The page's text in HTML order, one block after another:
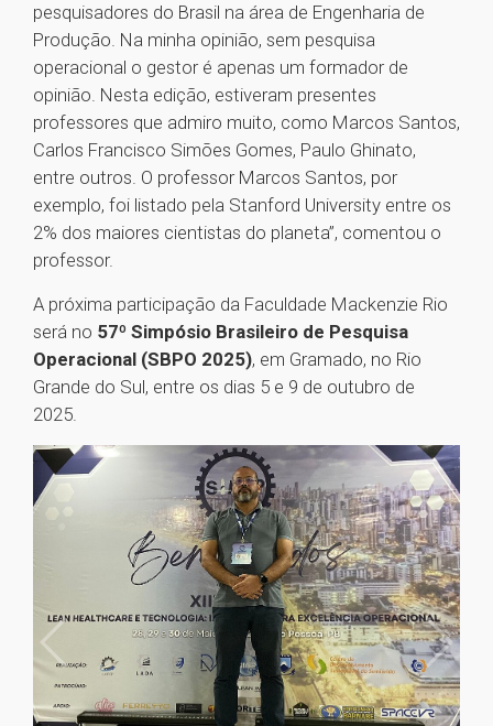
pesquisadores do Brasil na área de Engenharia de
Produção. Na minha opinião, sem pesquisa
operacional o gestor é apenas um formador de
opinião. Nesta edição, estiveram presentes
professores que admiro muito, como Marcos Santos,
Carlos Francisco Simões Gomes, Paulo Ghinato,
entre outros. O professor Marcos Santos, por
exemplo, foi listado pela Stanford University entre os
2% dos maiores cientistas do planeta”, comentou o
professor.
A próxima participação da Faculdade Mackenzie Rio
será no 57º Simpósio Brasileiro de Pesquisa
Operacional (SBPO 2025), em Gramado, no Rio
Grande do Sul, entre os dias 5 e 9 de outubro de
2025.